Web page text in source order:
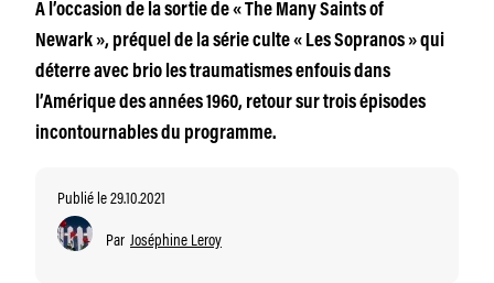
A l’occasion de la sortie de « The Many Saints of
Newark », préquel de la série culte « Les Sopranos » qui
déterre avec brio les traumatismes enfouis dans
l’Amérique des années 1960, retour sur trois épisodes
incontournables du programme.
Publié le 29.10.2021
Par Joséphine Leroy